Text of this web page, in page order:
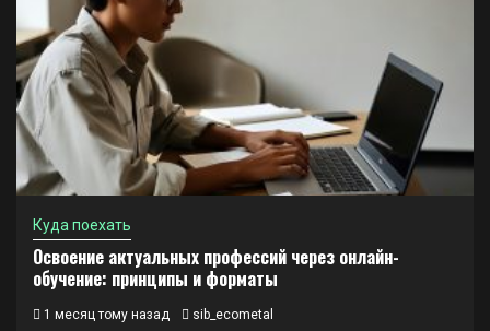
Куда поехать
Освоение актуальных профессий через онлайн-
обучение: принципы и форматы
1 месяц тому назад sib_ecometal